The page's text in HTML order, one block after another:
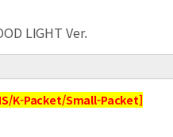
LIGHT Ver.
K-Packet/Small-Packet]